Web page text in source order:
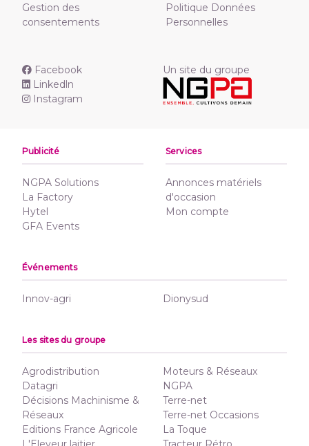
Gestion des
consentements
Politique Données
Personnelles
Facebook
Linkedln
Instagram
Un site du groupe
Publicité
NGPA Solutions
La Factory
Hytel
GFA Events
Services
Annonces matériels
d'occasion
Mon compte
Événements
Innov-agri Dionysud
Les sites du groupe
Agrodistribution
Datagri
Décisions Machinisme &
Réseaux
Editions France Agricole
Moteurs & Réseaux
NGPA
Terre-net
Terre-net Occasions
La Toque